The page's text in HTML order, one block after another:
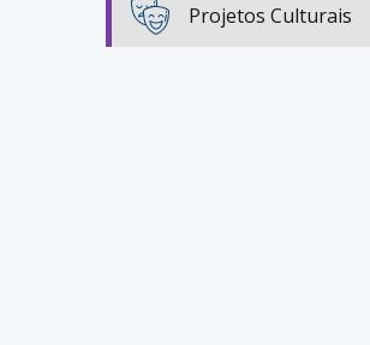
Projetos Culturais